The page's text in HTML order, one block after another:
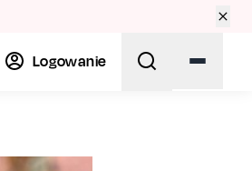
Logowanie